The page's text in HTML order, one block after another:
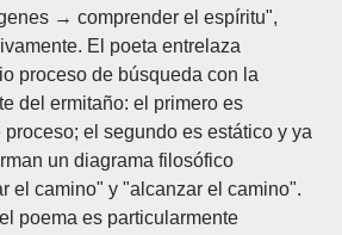
→ comprender el espíritu",
El poeta entrelaza
proceso de búsqueda con la
del ermitaño: el primero es
el segundo es estático y ya
un diagrama filosófico
el camino" y "alcanzar el camino".
poema es particularmente